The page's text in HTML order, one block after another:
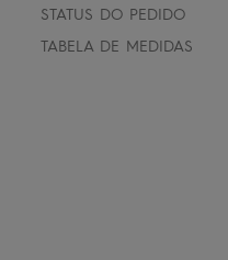
STATUS DO PEDIDO
TABELA DE MEDIDAS